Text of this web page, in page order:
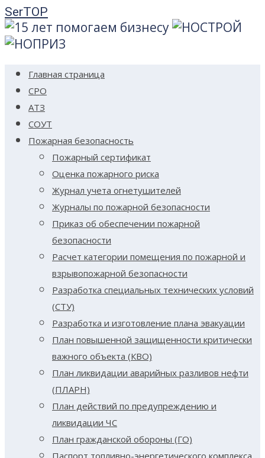
Skip
to
content
SerTOP
Главная страница
СРО
АТЗ
СОУТ
Пожарная безопасность
Пожарный сертификат
Оценка пожарного риска
Журнал учета огнетушителей
Журналы по пожарной безопасности
Приказ об обеспечении пожарной
безопасности
Расчет категории помещения по пожарной и
взрывопожарной безопасности
Разработка специальных технических условий
(СТУ)
Разработка и изготовление плана эвакуации
План повышенной защищенности критически
важного объекта (КВО)
План ликвидации аварийных разливов нефти
(ПЛАРН)
План действий по предупреждению и
ликвидации ЧС
План гражданской обороны (ГО)
Паспорт топливно-энергетического комплекса